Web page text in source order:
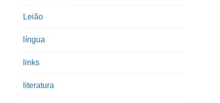
Leião
língua
links
literatura